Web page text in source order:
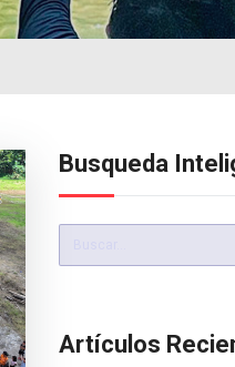
Busqueda
Artículos